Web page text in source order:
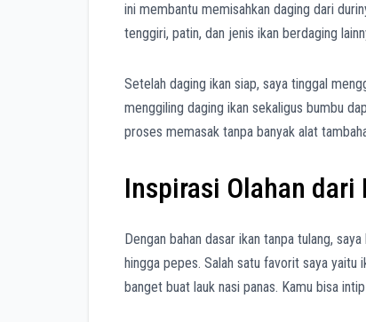
ini membantu memisahkan daging dari
tenggiri, patin, dan jenis ikan berdaging
Setelah daging ikan siap, saya tinggal
menggiling daging ikan sekaligus bumbu
proses memasak tanpa banyak alat
Inspirasi Olahan dari
Dengan bahan dasar ikan tanpa tulang,
hingga pepes. Salah satu favorit saya yaitu
banget buat lauk nasi panas. Kamu bisa intip